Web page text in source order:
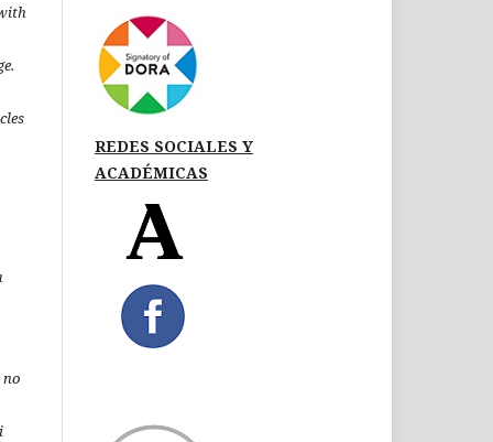
no
REDES SOCIALES Y
ACADÉMICAS